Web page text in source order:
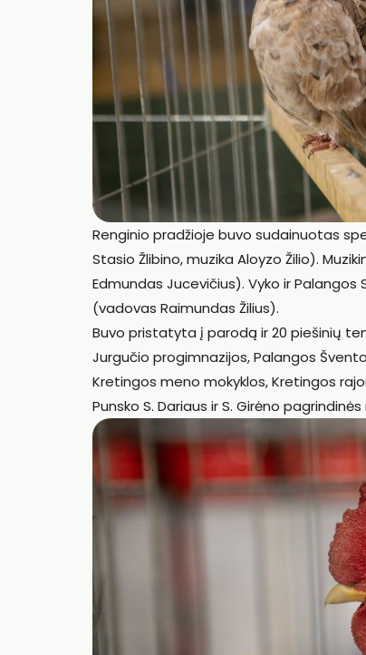
Renginio pradžioje buvo sudainuotas
Stasio Žlibino, muzika Aloyzo Žilio).
Edmundas Jucevičius). Vyko ir
(vadovas Raimundas Žilius).
Buvo pristatyta į parodą ir 20 piešinių
Jurgučio progimnazijos, Palangos
Kretingos meno mokyklos, Kretingos
Punsko S. Dariaus ir S. Girėno